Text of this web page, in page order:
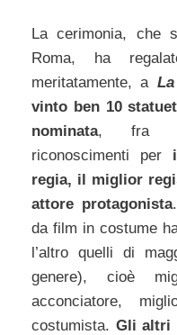
La cerimonia, che
Roma, ha
meritatamente, a
vinto ben 10
nominata, fra
riconoscimenti per
regia, il miglior
attore protagonista.
da film in costume
l’altro quelli di
genere), cioè
acconciatore,
costumista. Gli altri